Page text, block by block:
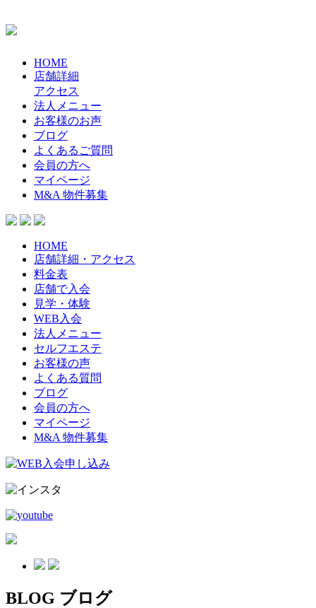
HOME
店舗詳細
アクセス
法人メニュー
お客様のお声
ブログ
よくあるご質問
会員の方へ
マイページ
M&A 物件募集
HOME
店舗詳細・アクセス
料金表
店舗で入会
見学・体験
WEB入会
法人メニュー
セルフエステ
お客様の声
よくある質問
ブログ
会員の方へ
マイページ
M&A 物件募集
BLOG ブログ